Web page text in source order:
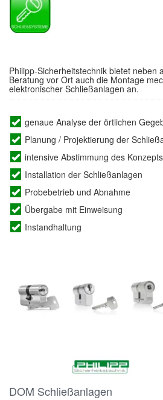
Philipp-Sicherheitstechnik bietet neben
Beratung vor Ort auch die Montage
elektronischer Schließanlagen an.
genaue Analyse der örtlichen
Planung / Projektierung der
intensive Abstimmung des
Installation der Schließanlagen
Probebetrieb und Abnahme
Übergabe mit Einweisung
Instandhaltung
DOM Schließanlagen